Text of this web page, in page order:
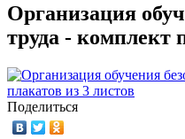
Организация
труда - комплект
Поделиться